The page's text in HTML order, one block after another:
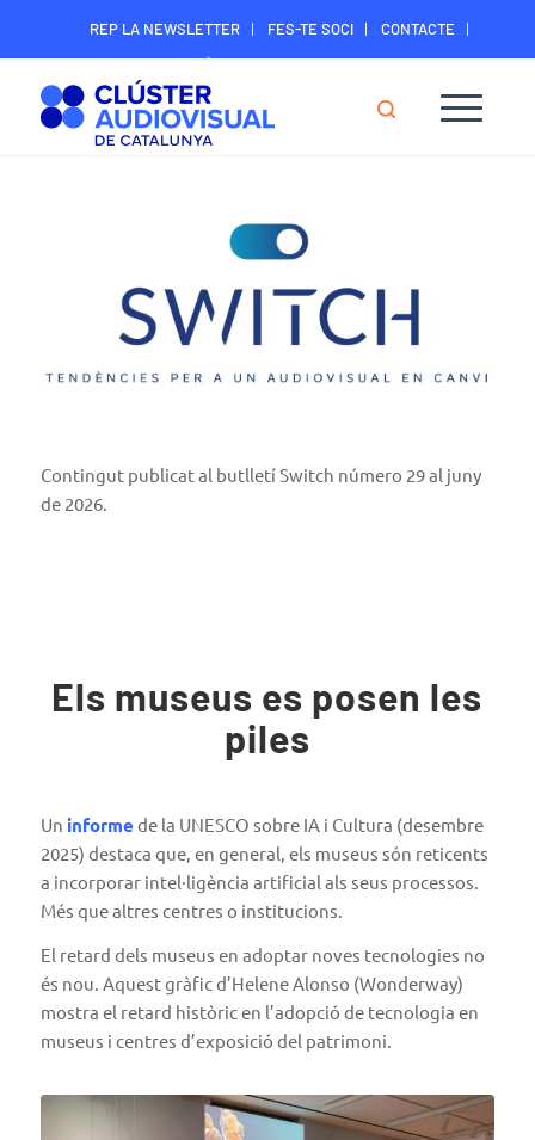
REP LA NEWSLETTER FES-TE SOCI
CONTACTE
ÀREA DIGITAL SOCIS
Contingut publicat al butlletí Switch número 29 al juny
de 2026.
Els museus es posen les
piles
Un informe de la UNESCO sobre IA i Cultura (desembre
2025) destaca que, en general, els museus són reticents
a incorporar intel·ligència artificial als seus processos.
Més que altres centres o institucions.
El retard dels museus en adoptar noves tecnologies no
és nou. Aquest gràfic d’Helene Alonso (Wonderway)
mostra el retard històric en l’adopció de tecnologia en
museus i centres d’exposició del patrimoni.